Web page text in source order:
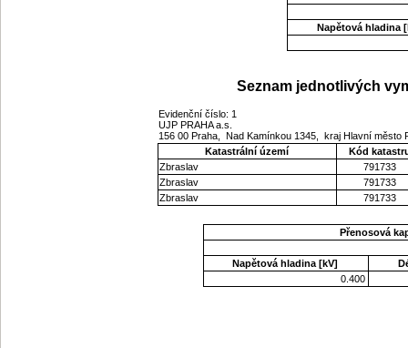
Napětová hladina
Seznam jednotlivých
Evidenční číslo: 1
UJP PRAHA a.s.
156 00 Praha, Nad Kamínkou 1345, kraj Hlavní město
Katastrální území
Kód
Zbraslav
791733
Zbraslav
791733
Zbraslav
791733
Přenosová
Napětová hladina [kV]
0.400